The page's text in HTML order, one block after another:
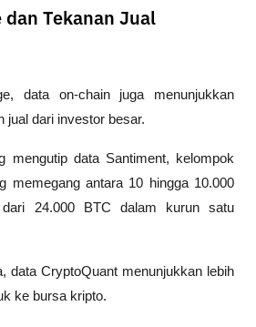
Tekanan Jual
data on-chain juga menunjukkan
jual dari investor besar.
mengutip data Santiment, kelompok
memegang antara 10 hingga 10.000
24.000 BTC dalam kurun satu
data CryptoQuant menunjukkan lebih
ke bursa kripto.